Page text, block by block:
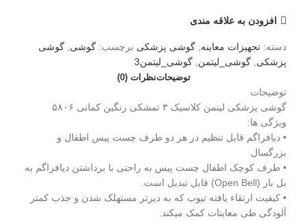
افزودن به علاقه مندی
دسته: تجهیزات معاینه, گوشی پزشکی برچسب: گوشی, گوشی
پزشکی, گوشی_لیتمن, گوشی_لیتمن3
توضیحاتنظرات (0)
توضیحات
گوشی پزشکی لیتمن کلاسیک ۳ تمشکی رنگین کمانی ۵۸۰۶
ویژگی ها:
• دیافراگم قابل تنظیم در هر دو طرف چست پیس اطفال و
بزرگسال
• طرف کوچک اطفال چست پیس به راحتی با برداشتن دیافراگم به
بل باز (Open Bell) قابل تبدیل است.
• کیفیت ارتقاء یافته تیوب که به دیرتر مستهلک شدن و جذب کمتر
آلودگی طی معاینات کمک میکند.